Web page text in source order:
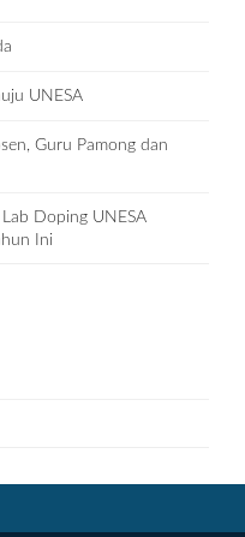
UNESA
Guru Pamong dan
Doping UNESA
Ini